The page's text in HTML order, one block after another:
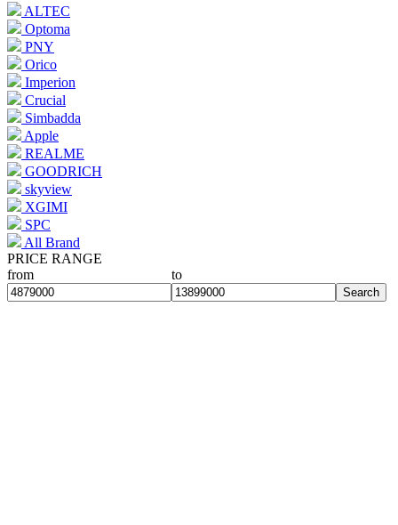
ALTEC
Optoma
PNY
Orico
Imperion
Crucial
Simbadda
Apple
REALME
GOODRICH
skyview
XGIMI
SPC
All Brand
PRICE RANGE
from
to